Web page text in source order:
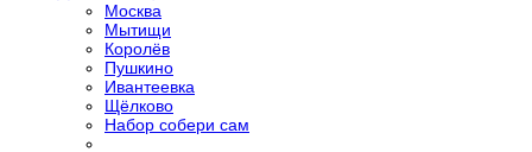
Москва
Мытищи
Королёв
Пушкино
Ивантеевка
Щёлково
Набор собери сам